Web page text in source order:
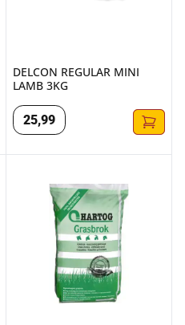
DELCON REGULAR MINI
LAMB 3KG
25,99